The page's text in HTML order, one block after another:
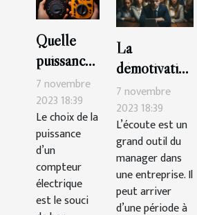
Quelle
puissance
de
compteur
choisir ?
7 novembre
2023 18:39
Le choix de la
puissance
d’un
compteur
électrique
est le souci
La
démotivation
du
personnel :
comment la
gérer ?
7 novembre
2023 18:39
L’écoute est un
grand outil du
manager dans
une entreprise. Il
peut arriver
d’une période à